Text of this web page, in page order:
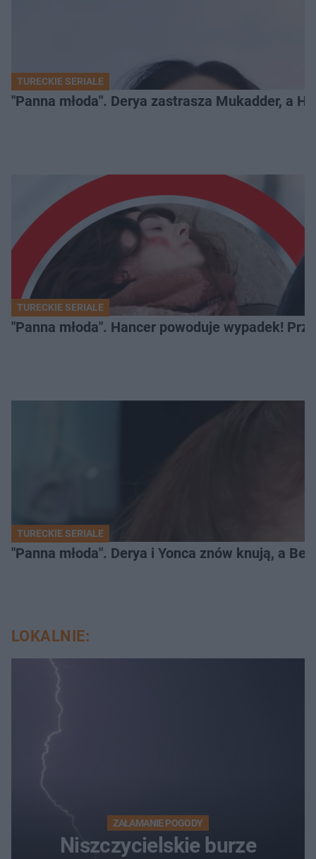
TURECKIE SERIALE
"Panna młoda". Derya zastrasza Mukadder, a
TURECKIE SERIALE
"Panna młoda". Hancer powoduje wypadek!
TURECKIE SERIALE
"Panna młoda". Derya i Yonca znów knują, a
LOKALNIE:
ZAŁAMANIE POGODY
Niszczycielskie burze